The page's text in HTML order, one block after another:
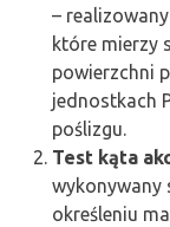
–
które mierzy
powierzchni
jednostkach
poślizgu.
Test kąta
wykonywany
określeniu